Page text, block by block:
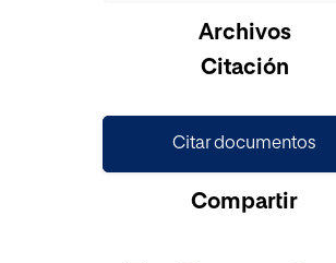
Archivos
Citación
Citar documentos
Compartir